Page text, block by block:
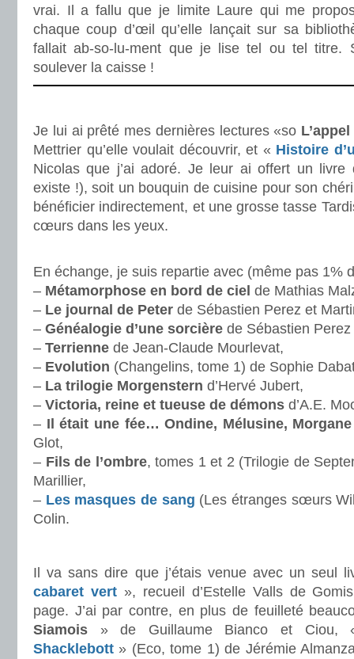
vrai. Il a fallu que je limite Laure qui me
chaque coup d’œil qu’elle lançait sur sa
fallait ab-so-lu-ment que je lise tel ou tel titre.
soulever la caisse !
Je lui ai prêté mes dernières lectures «so
Mettrier qu’elle voulait découvrir, et « Histoire
Nicolas que j’ai adoré. Je leur ai offert un livre
existe !), soit un bouquin de cuisine pour son
bénéficier indirectement, et une grosse tasse
cœurs dans les yeux.
En échange, je suis repartie avec (même pas 1%
– Métamorphose en bord de ciel de Mathias
– Le journal de Peter de Sébastien Perez et
– Généalogie d’une sorcière de Sébastien
– Terrienne de Jean-Claude Mourlevat,
– Evolution (Changelins, tome 1) de Sophie
– La trilogie Morgenstern d’Hervé Jubert,
– Victoria, reine et tueuse de démons d’A.E.
– Il était une fée… Ondine, Mélusine,
Glot,
– Fils de l’ombre, tomes 1 et 2 (Trilogie de
Marillier,
– Les masques de sang (Les étranges sœurs
Colin.
Il va sans dire que j’étais venue avec un seul
cabaret vert », recueil d’Estelle Valls de
page. J’ai par contre, en plus de feuilleté
Siamois » de Guillaume Bianco et
Shacklebott » (Eco, tome 1) de Jérémie